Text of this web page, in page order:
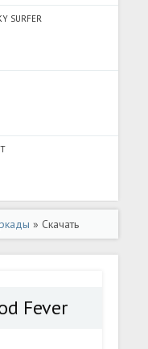
SURFER
» Скачать
все) на
Fever